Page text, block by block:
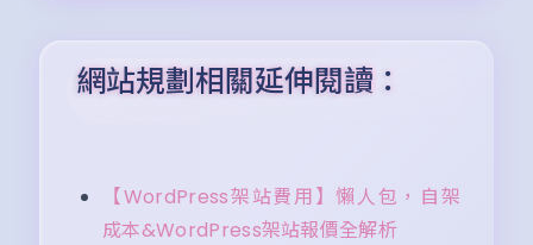
網站規劃相關延伸閱讀：
【WordPress架站費用】懶人包，自架
成本&WordPress架站報價全解析